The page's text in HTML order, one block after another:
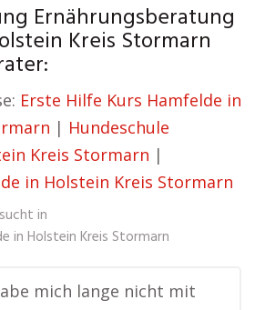
Ernährungsberatung
Kreis Stormarn
Erste Hilfe Kurs Hamfelde in
| Hundeschule
Kreis Stormarn |
in Holstein Kreis Stormarn
sucht in
in Holstein Kreis Stormarn
mich lange nicht mit